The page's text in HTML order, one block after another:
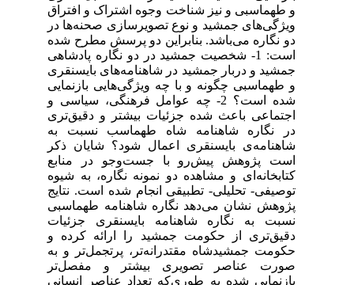
و طهماسبی و نیز شناخت وجوه اشتراک و افتراق
ویژگی‌های جمشید و نوع تصویرسازی صحنه‌ها در
دو نگاره‌ می‌باشد. بنابراین دو پرسش مطرح شده
است: 1- شخصیت جمشید در دو نگاره‌ پادشاهی
جمشید و دربار جمشید در شاهنامه‌های بایسنقری
و طهماسبی چگونه و با چه ویژگی‌هایی بازنمایی
شده است؟ 2- چه عوامل فرهنگی، سیاسی و
اجتماعی باعث شده جزئیات بیشتر و دقیق‌تری
در نگاره شاهنامه شاه طهماسب نسبت به
شاهنامه‌ی بایسنقری اعمال شود؟ شایان ذکر
است پژوهش پیش‌رو با جست‌وجو در منابع
کتابخانه‌ای و مشاهده‌ دو نمونه نگاره، به شیوه‌
توصیفی- تحلیلی- تطبیقی انجام شده است. نتایج
پژوهش نشان می‌دهد نگاره‌ شاهنامه‌ طهماسبی
نسبت به نگاره‌ شاهنامه‌ بایسنقری جزئیات
دقیق‌تری از حکومت جمشید را ارائه کرده و
حکومت جمشیدشاه مقتدرانه‌تر، پرتجمل‌تر و به
صورت عناصر تصویری بیشتر و مفصل‌تر
بازنمایی شده به طوری‌که تعداد عناصر انسانی